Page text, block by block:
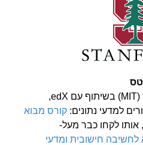
המכון הטכנולוגי של מסצ'וסטס (MIT) בשיתוף עם edX,
קורס מבוא
, אותו לקחו כבר מעל-
לחשיבה חישובית ומדעי